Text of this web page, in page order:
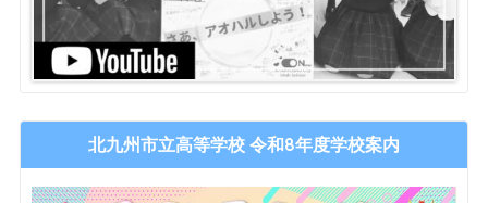
北九州市立高等学校 令和8年度学校案内